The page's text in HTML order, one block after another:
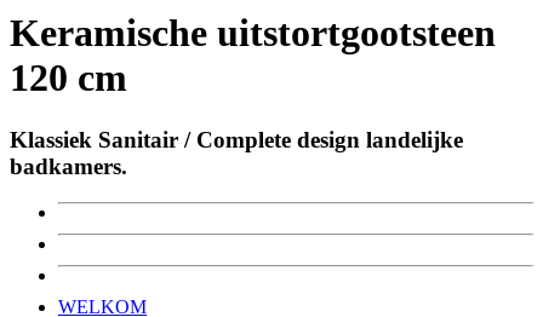
Keramische uitstortgootsteen
120 cm
Klassiek Sanitair / Complete design landelijke
badkamers.
WELKOM